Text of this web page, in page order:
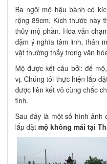
Ba ngôi mộ hậu bành có
rộng 89cm. Kích thước này
thủy mộ phần. Hoa văn
đậm ý nghĩa tâm linh, thân
vật thường thấy trong văn
Mộ được kết cấu bởi: đế
vị. Chúng tôi thực hiện lắp
được liên kết vô cùng chắc
tinh.
Sau đây là một số hình ảnh
lắp đặt mộ không mái tại